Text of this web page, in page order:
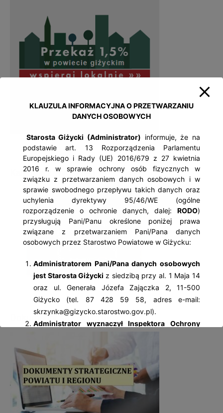
Kalendarz wydarzeń
Dokumenty strategiczne
KLAUZULA INFORMACYJNA O PRZETWARZANIU
DANYCH OSOBOWYCH
Starosta Giżycki (Administrator) informuje, że na
podstawie art. 13 Rozporządzenia Parlamentu
Europejskiego i Rady (UE) 2016/679 z 27 kwietnia
2016 r. w sprawie ochrony osób fizycznych w
związku z przetwarzaniem danych osobowych i w
sprawie swobodnego przepływu takich danych oraz
uchylenia dyrektywy 95/46/WE (ogólne
rozporządzenie o ochronie danych, dalej: RODO)
przysługują Pani/Panu określone poniżej prawa
związane z przetwarzaniem Pani/Pana danych
osobowych przez Starostwo Powiatowe w Giżycku:
Administratorem Pani/Pana danych osobowych
jest Starosta Giżycki z siedzibą przy al. 1 Maja 14
oraz ul. Generała Józefa Zajączka 2, 11-500
Giżycko (tel. 87 428 59 58, adres e-mail:
skrzynka@gizycko.starostwo.gov.pl).
Administrator wyznaczył Inspektora Ochrony
którą można się kontaktować: al. 1 Maja 14, 11-
500 Giżycko; tel. 87 428 59 58, adres e-mail:
iod@gizycko.starostwo.gov.pl.
Pani/Pana dane osobowe będą przetwarzane
w następujących celach:
wypełnienia obowiązków prawnych ciążących na